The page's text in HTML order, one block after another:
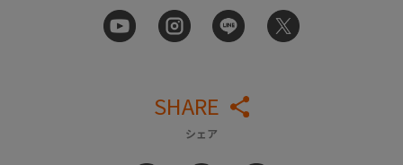
SHARE
シェア